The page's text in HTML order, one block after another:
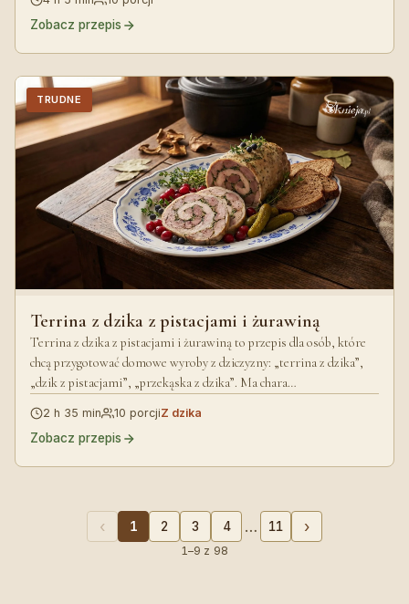
Zobacz przepis
TRUDNE
Terrina z dzika z pistacjami i żurawiną
Terrina z dzika z pistacjami i żurawiną to przepis dla osób, które
chcą przygotować domowe wyroby z dziczyzny: „terrina z dzika”,
„dzik z pistacjami”, „przekąska z dzika”. Ma chara…
2 h 35 min 10 porcjiZ dzika
Zobacz przepis
‹ 1 2 3 4 … 11 ›
1–9 z 98